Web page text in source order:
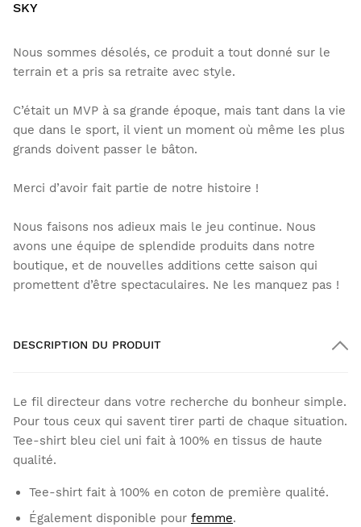
SKY
Nous sommes désolés, ce produit a tout donné sur le
terrain et a pris sa retraite avec style.
C’était un MVP à sa grande époque, mais tant dans la vie
que dans le sport, il vient un moment où même les plus
grands doivent passer le bâton.
Merci d’avoir fait partie de notre histoire !
Nous faisons nos adieux mais le jeu continue. Nous
avons une équipe de splendide produits dans notre
boutique, et de nouvelles additions cette saison qui
promettent d’être spectaculaires. Ne les manquez pas !
DESCRIPTION DU PRODUIT
Le fil directeur dans votre recherche du bonheur simple.
Pour tous ceux qui savent tirer parti de chaque situation.
Tee-shirt bleu ciel uni fait à 100% en tissus de haute
qualité.
Tee-shirt fait à 100% en coton de première qualité.
Également disponible pour femme.